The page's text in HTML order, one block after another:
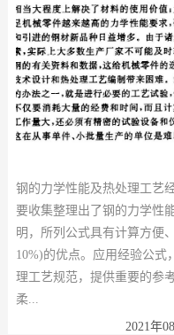
钢的力学性能及热处理工艺
要收集整理出了钢的力学性
明，所列公式具有计算方便
10%)的优点。应用经验公式
理工艺规范，提供重要的参
柔...
2021年